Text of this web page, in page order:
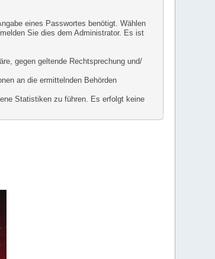
eines Passwortes benötigt. Wählen
Sie dies dem Administrator. Es ist
gegen geltende Rechtsprechung und/
an die ermittelnden Behörden
Statistiken zu führen. Es erfolgt keine